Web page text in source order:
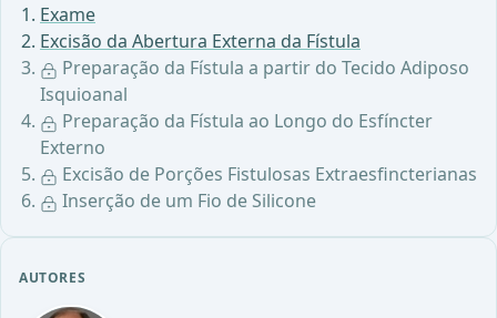
Exame
Excisão da Abertura Externa da Fístula
Preparação da Fístula a partir do Tecido Adiposo
Isquioanal
Preparação da Fístula ao Longo do Esfíncter
Externo
Excisão de Porções Fistulosas Extraesfincterianas
Inserção de um Fio de Silicone
AUTORES